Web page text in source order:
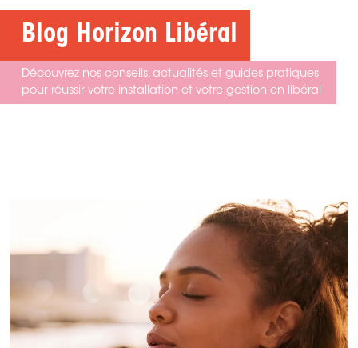
Blog Horizon Libéral
Découvrez nos conseils, actualités et guides pratiques
pour réussir votre installation et votre gestion en libéral